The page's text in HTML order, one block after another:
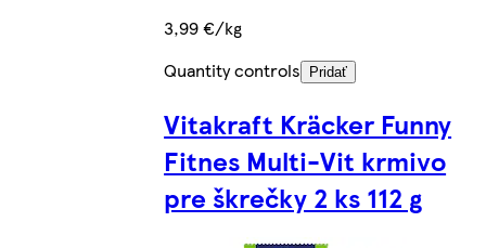
3,99 €/kg
Quantity controls
Pridať
Vitakraft Kräcker Funny
Fitnes Multi-Vit krmivo
pre škrečky 2 ks 112 g